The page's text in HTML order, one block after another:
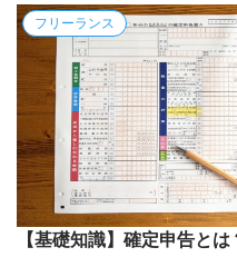
フリーランス
【基礎知識】確定申告と